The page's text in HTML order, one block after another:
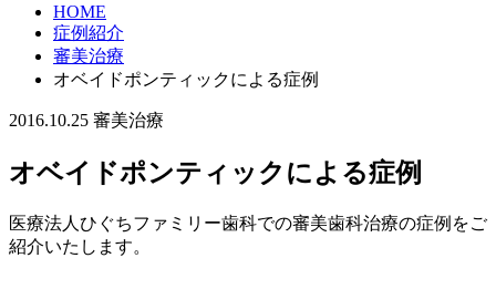
HOME
症例紹介
審美治療
オベイドポンティックによる症例
2016.10.25 審美治療
オベイドポンティックによる症例
医療法人ひぐちファミリー歯科での審美歯科治療の症例をご
紹介いたします。